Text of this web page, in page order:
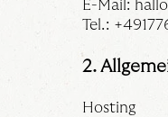
E-Mail:
Tel.:
2.
Hosting